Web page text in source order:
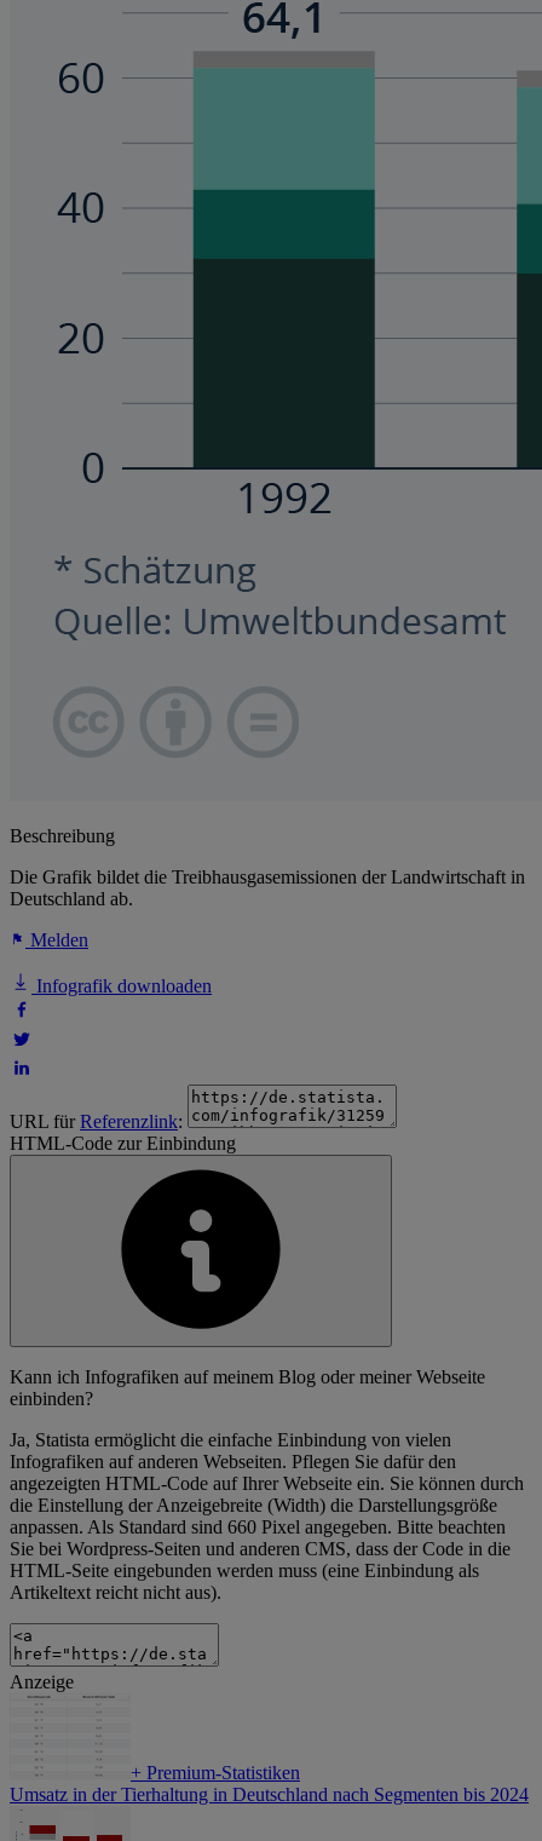
Beschreibung
Die Grafik bildet die Treibhausgasemissionen der Landwirtschaft in
Deutschland ab.
Melden
Infografik downloaden
URL fürReferenzlink:
HTML-Code zur Einbindung
Kann ich Infografiken auf meinem Blog oder meiner Webseite
einbinden?
Ja, Statista ermöglicht die einfache Einbindung von vielen
Infografiken auf anderen Webseiten. Pflegen Sie dafür den
angezeigten HTML-Code auf Ihrer Webseite ein. Sie können durch
die Einstellung der Anzeigebreite (Width) die Darstellungsgröße
anpassen. Als Standard sind 660 Pixel angegeben. Bitte beachten
Sie bei Wordpress-Seiten und anderen CMS, dass der Code in die
HTML-Seite eingebunden werden muss (eine Einbindung als
Artikeltext reicht nicht aus).
Anzeige
+ Premium-Statistiken
Umsatz in der Tierhaltung in Deutschland nach Segmenten bis 2024